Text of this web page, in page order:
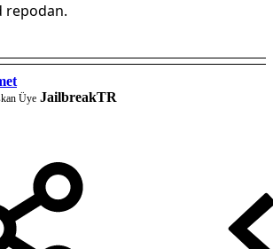
repodan.
Üye JailbreakTR